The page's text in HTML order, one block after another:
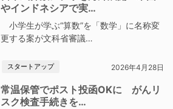
やインドネシアで実…
小学生が学ぶ“算数”を「数学」に名称変
更する案が文科省審議…
スタートアップ 2026年4月28日
常温保管でポスト投函OKに がんリ
スク検査手続きを…